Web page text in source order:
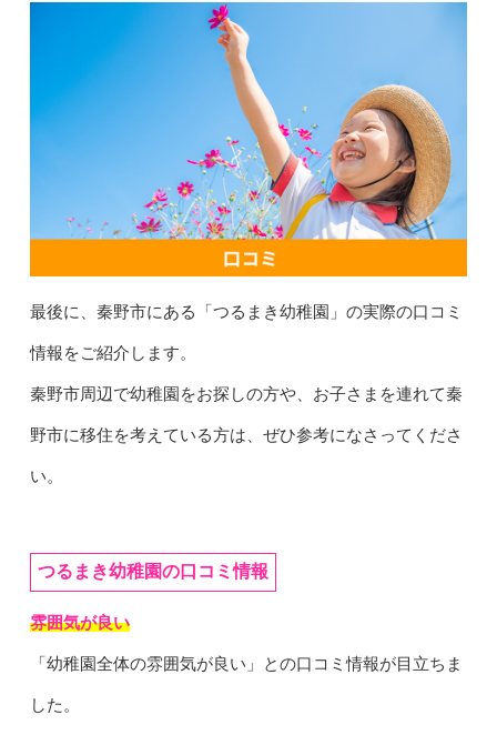
最後に、秦野市にある「つるまき幼稚園」の実際の口コミ
情報をご紹介します。
秦野市周辺で幼稚園をお探しの方や、お子さまを連れて秦
野市に移住を考えている方は、ぜひ参考になさってくださ
い。
つるまき幼稚園の口コミ情報
雰囲気が良い
「幼稚園全体の雰囲気が良い」との口コミ情報が目立ちま
した。